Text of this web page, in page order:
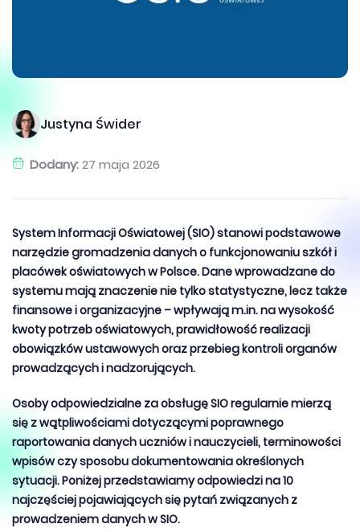
Justyna Świder
Dodany:27 maja 2026
System Informacji Oświatowej (SIO) stanowi podstawowe
narzędzie gromadzenia danych o funkcjonowaniu szkół i
placówek oświatowych w Polsce. Dane wprowadzane do
systemu mają znaczenie nie tylko statystyczne, lecz także
finansowe i organizacyjne – wpływają m.in. na wysokość
kwoty potrzeb oświatowych, prawidłowość realizacji
obowiązków ustawowych oraz przebieg kontroli organów
prowadzących i nadzorujących.
Osoby odpowiedzialne za obsługę SIO regularnie mierzą
się z wątpliwościami dotyczącymi poprawnego
raportowania danych uczniów i nauczycieli, terminowości
wpisów czy sposobu dokumentowania określonych
sytuacji. Poniżej przedstawiamy odpowiedzi na 10
najczęściej pojawiających się pytań związanych z
prowadzeniem danych w SIO.